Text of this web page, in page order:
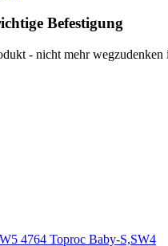
Befestigung
- nicht mehr
4764 Toproc Baby-S,SW4